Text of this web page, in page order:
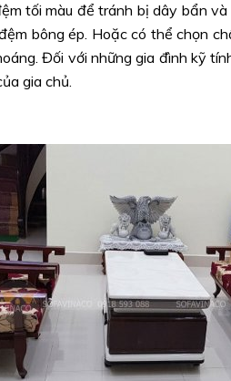
tối màu để tránh bị dây bẩn
bông ép. Hoặc có thể chọn
Đối với những gia đình kỹ
gia chủ.